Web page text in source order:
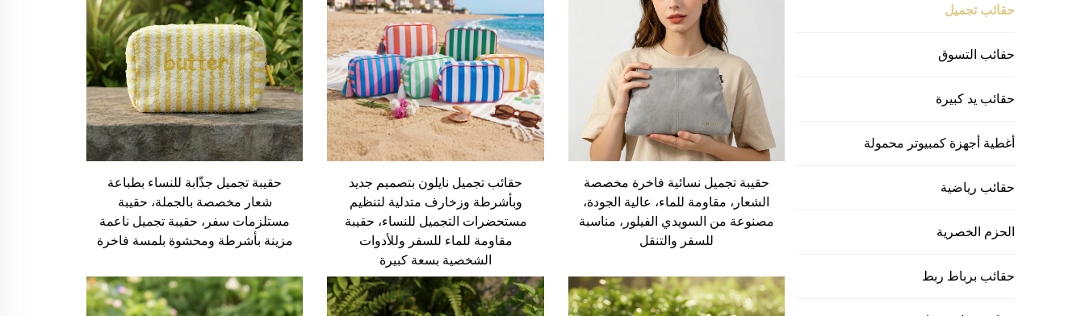
حقائب تجميل
حقائب التسوق
حقائب يد كبيرة
أغطية أجهزة كمبيوتر محمولة
حقائب رياضية
الحزم الخصرية
حقائب برباط ربط
حقيبة تجميل نسائية فاخرة مخصصة
الشعار، مقاومة للماء، عالية الجودة،
مصنوعة من السويدي الفيلور، مناسبة
للسفر والتنقل
حقائب تجميل نايلون بتصميم جديد
وبأشرطة وزخارف متدلية لتنظيم
مستحضرات التجميل للنساء، حقيبة
مقاومة للماء للسفر وللأدوات
الشخصية بسعة كبيرة
حقيبة تجميل جذّابة للنساء بطباعة
شعار مخصصة بالجملة، حقيبة
مستلزمات سفر، حقيبة تجميل ناعمة
مزينة بأشرطة ومحشوة بلمسة فاخرة